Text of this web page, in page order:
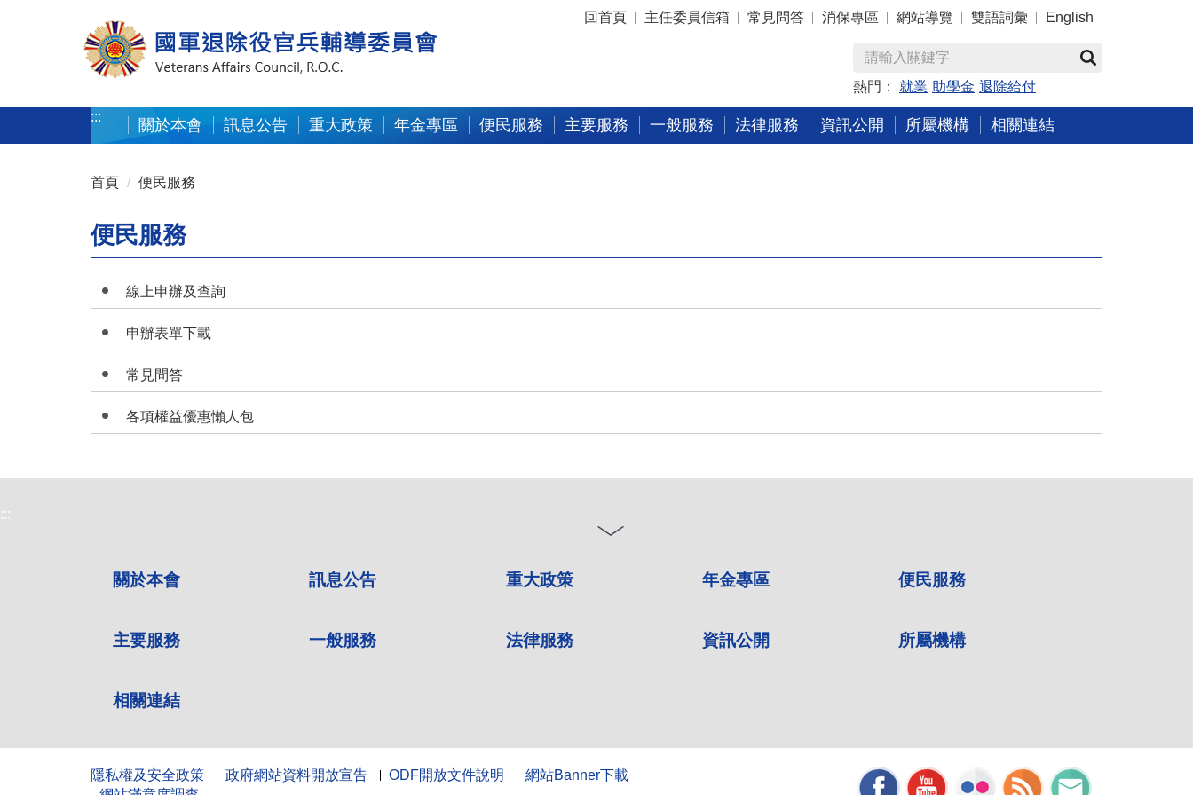
:::
回首頁 主任委員信箱 常見問答 消保專區 網站導覽 雙語詞彙 English
熱門： 就業 助學金 退除給付
:::
關於本會 訊息公告 重大政策 年金專區 便民服務 主要服務 一般服務 法律服務 資訊公開 所屬機構 相關連結
首頁 便民服務
便民服務
線上申辦及查詢
申辦表單下載
常見問答
各項權益優惠懶人包
:::
關於本會 訊息公告 重大政策 年金專區 便民服務
主要服務 一般服務 法律服務 資訊公開 所屬機構
相關連結
隱私權及安全政策 政府網站資料開放宣告 ODF開放文件說明
網站Banner下載